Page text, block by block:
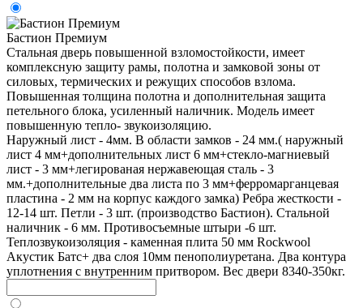
Бастион Премиум
Стальная дверь повышенной взломостойкости, имеет
комплексную защиту рамы, полотна и замковой зоны от
силовых, термических и режущих способов взлома.
Повышенная толщина полотна и дополнительная защита
петельного блока, усиленный наличник. Модель имеет
повышенную тепло- звукоизоляцию.
Наружный лист - 4мм. В области замков - 24 мм.( наружный
лист 4 мм+дополнительных лист 6 мм+стекло-магниевый
лист - 3 мм+легированая нержавеющая сталь - 3
мм.+дополнительные два листа по 3 мм+ферромарганцевая
пластина - 2 мм на корпус каждого замка) Ребра жесткости -
12-14 шт. Петли - 3 шт. (производство Бастион). Стальной
наличник - 6 мм. Противосъемные штыри -6 шт.
Теплозвукоизоляция - каменная плита 50 мм Rockwool
Акустик Батс+ два слоя 10мм пенополиуретана. Два контура
уплотнения с внутренним притвором. Вес двери 8340-350кг.